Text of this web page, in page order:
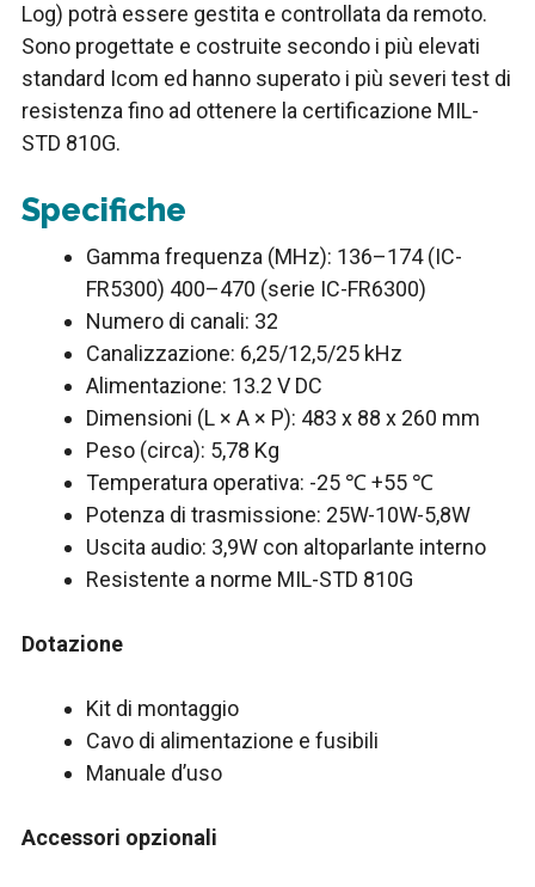
Log) potrà essere gestita e controllata da remoto.
Sono progettate e costruite secondo i più elevati
standard Icom ed hanno superato i più severi test di
resistenza fino ad ottenere la certificazione MIL-
STD 810G.
Specifiche
Gamma frequenza (MHz): 136–174 (IC-
FR5300) 400–470 (serie IC-FR6300)
Numero di canali: 32
Canalizzazione: 6,25/12,5/25 kHz
Alimentazione: 13.2 V DC
Dimensioni (L × A × P): 483 x 88 x 260 mm
Peso (circa): 5,78 Kg
Temperatura operativa: -25 ℃ +55 ℃
Potenza di trasmissione: 25W-10W-5,8W
Uscita audio: 3,9W con altoparlante interno
Resistente a norme MIL-STD 810G
Dotazione
Kit di montaggio
Cavo di alimentazione e fusibili
Manuale d’uso
Accessori opzionali